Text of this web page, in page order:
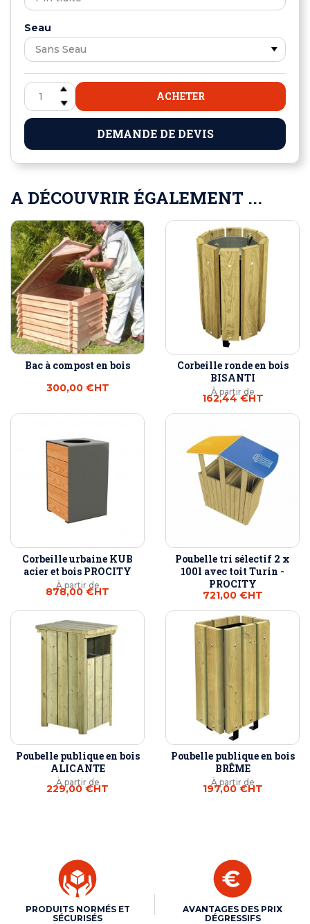
Seau
ACHETER
DEMANDE DE DEVIS
A DÉCOUVRIR ÉGALEMENT ...
Bac à compost en bois
300,00 €HT
Corbeille ronde en bois
BISANTI
À partir de
162,44 €HT
Corbeille urbaine KUB
acier et bois PROCITY
À partir de
878,00 €HT
Poubelle tri sélectif 2 x
100l avec toit Turin -
PROCITY
721,00 €HT
Poubelle publique en bois
ALICANTE
À partir de
229,00 €HT
Poubelle publique en bois
BRÊME
À partir de
197,00 €HT
PRODUITS NORMÉS ET
SÉCURISÉS
AVANTAGES DES PRIX
DÉGRESSIFS